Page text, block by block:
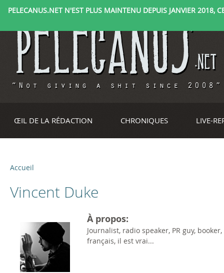
PELECANUS.NET N'EST PLUS MAINTENU DEPUIS JANVIER 2018,
ŒIL DE LA RÉDACTION CHRONIQUES LIVE-
V
o
Accueil
Vincent Duke
À propos:
Journalist, radio speaker, PR guy,
français, il est vrai...